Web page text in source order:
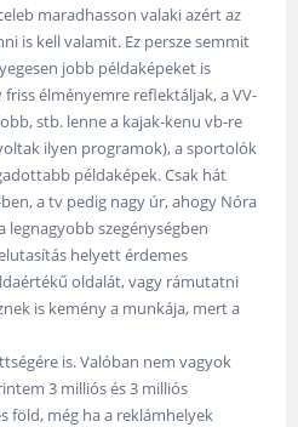
maradhasson valaki azért az
is kell valamit. Ez persze semmit
jobb példaképeket is
élményemre reflektáljak, a VV-
stb. lenne a kajak-kenu vb-re
ilyen programok), a sportolók
példaképek. Csak hát
a tv pedig nagy úr, ahogy Nóra
legnagyobb szegénységben
helyett érdemes
oldalát, vagy rámutatni
is kemény a munkája, mert a
is. Valóban nem vagyok
3 milliós és 3 milliós
föld, még ha a reklámhelyek